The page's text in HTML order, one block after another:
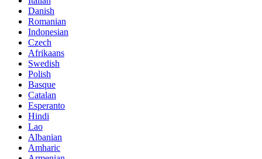
Danish
Romanian
Indonesian
Czech
Afrikaans
Swedish
Polish
Basque
Catalan
Esperanto
Hindi
Lao
Albanian
Amharic